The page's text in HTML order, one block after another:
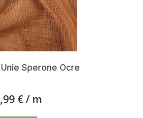
Sperone Ocre
€/ m